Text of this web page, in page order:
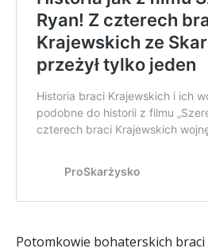
Potomkowie bohaterskich